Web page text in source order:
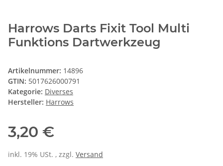
Harrows Darts Fixit Tool Multi
Funktions Dartwerkzeug
Artikelnummer: 14896
GTIN: 5017626000791
Kategorie: Diverses
Hersteller: Harrows
3,20 €
inkl. 19% USt. , zzgl. Versand